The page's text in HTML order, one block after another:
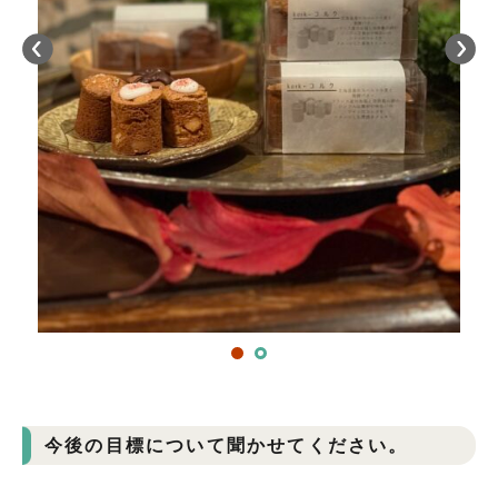
今後の目標について聞かせてください。